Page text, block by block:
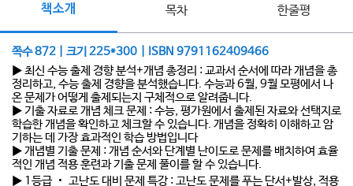
책소개 목차 한줄평
쪽수 872 | 크기 225*300 | ISBN 9791162409466
▶ 최신 수능 출제 경향 분석+개념 총정리 : 교과서 순서에 따라 개념을 총
정리하고, 수능 출제 경향을 분석했습니다. 수능과 6월, 9월 모평에서 나
온 문제가 어떻게 출제되는지 구체적으로 알려줍니다.
▶ 기출 자료로 개념 체크 문제 : 수능, 평가원에서 출제된 자료와 선택지로
학습한 개념을 확인하고 체크할 수 있습니다. 개념을 정확히 이해하고 암
기하는 데 가장 효과적인 학습 방법입니다
▶ 개념별 기출 문제 : 개념 순서와 단계별 난이도로 문제를 배치하여 효율
적인 개념 적용 훈련과 기출 문제 풀이를 할 수 있습니다.
▶ 1등급 ‧ 고난도 대비 문제 특강 : 고난도 문제를 푸는 단서+발상, 적용